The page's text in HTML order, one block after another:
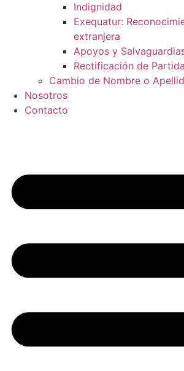
Indignidad
Exequatur:
extranjera
Apoyos y
Rectificación de Partida
Cambio de Nombre o
Nosotros
Contacto